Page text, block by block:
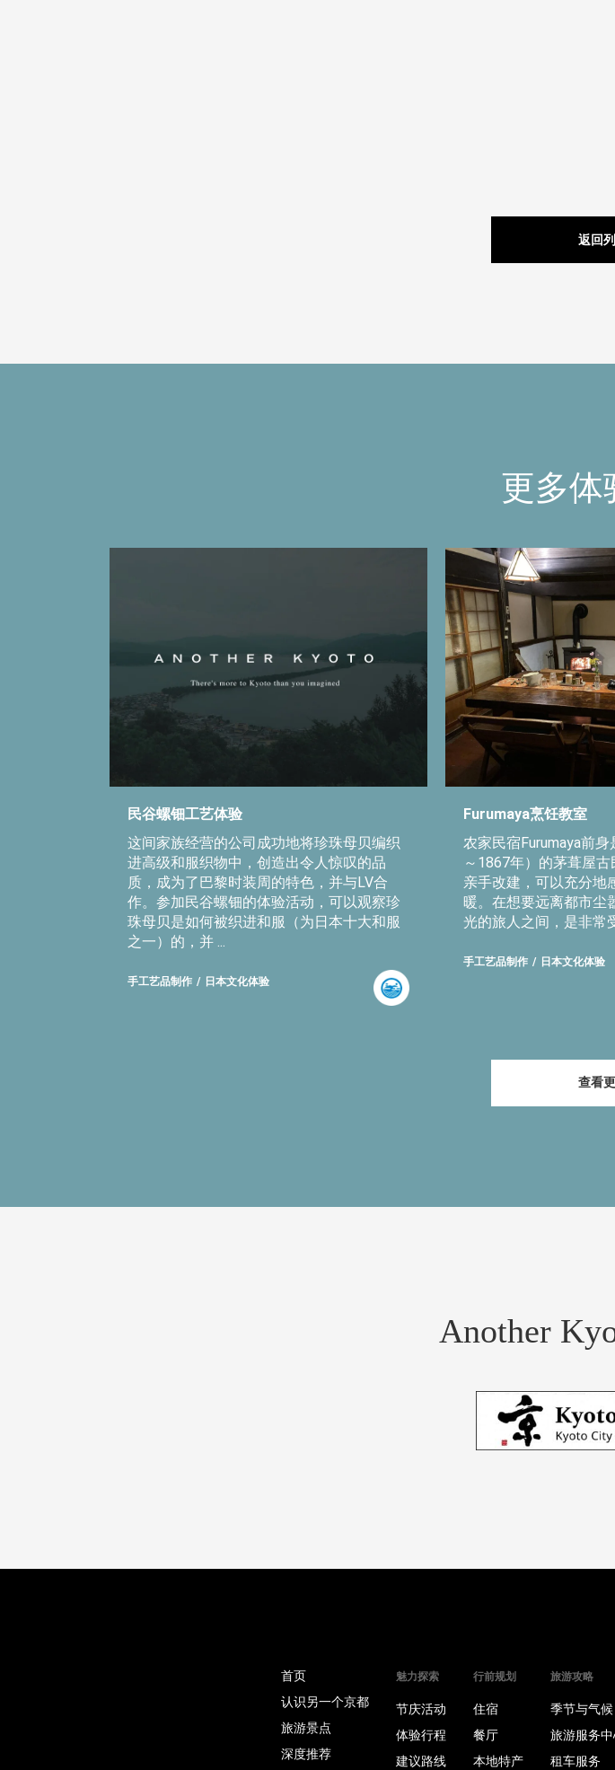
返回
更多体
民谷螺钿工艺体验
这间家族经营的公司成功地将珍珠母贝编织
进高级和服织物中，创造出令人惊叹的品
质，成为了巴黎时装周的特色，并与LV合
作。参加民谷螺钿的体验活动，可以观察珍
珠母贝是如何被织进和服（为日本十大和服
之一）的，并 ...
手工艺品制作 日本文化体验
Furumaya烹饪教室
农家民宿Furumaya前
～1867年）的茅葺屋
亲手改建，可以充分地
暖。在想要远离都市尘
光的旅人之间，是非常
手工艺品制作 日本文化体验
查看
Another
首页
认识另一个京都
旅游景点
深度推荐
魅力探索
节庆活动
体验行程
建议路线
行前规划
住宿
餐厅
本地特产
旅游攻略
季节与气候
旅游服务
租车服务